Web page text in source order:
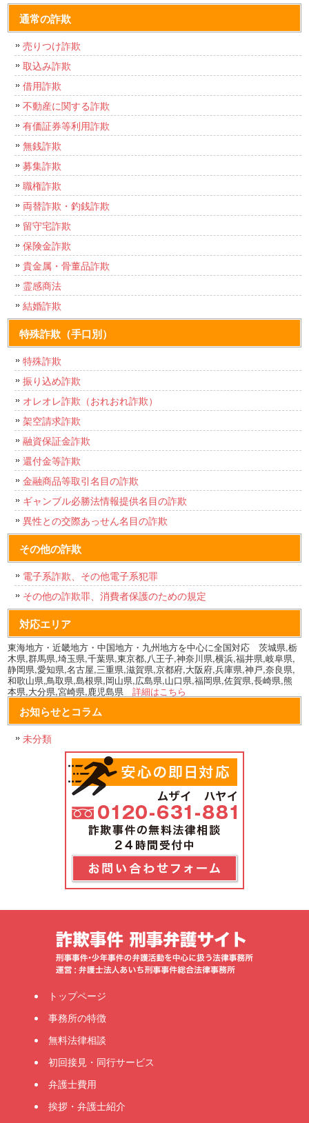
通常の詐欺
売りつけ詐欺
取込み詐欺
借用詐欺
不動産に関する詐欺
有価証券等利用詐欺
無銭詐欺
募集詐欺
職権詐欺
両替詐欺・釣銭詐欺
留守宅詐欺
保険金詐欺
貴金属・骨董品詐欺
霊感商法
結婚詐欺
特殊詐欺（手口別）
特殊詐欺
振り込め詐欺
オレオレ詐欺（おれおれ詐欺）
架空請求詐欺
融資保証金詐欺
還付金等詐欺
金融商品等取引名目の詐欺
ギャンブル必勝法情報提供名目の詐欺
異性との交際あっせん名目の詐欺
その他の詐欺
電子系詐欺、その他電子系犯罪
その他の詐欺罪、消費者保護のための規定
対応エリア
東海地方・近畿地方・中国地方・九州地方を中心に全国対応 茨城県,栃
木県,群馬県,埼玉県,千葉県,東京都,八王子,神奈川県,横浜,福井県,岐阜県,
静岡県,愛知県,名古屋,三重県,滋賀県,京都府,大阪府,兵庫県,神戸,奈良県,
和歌山県,鳥取県,島根県,岡山県,広島県,山口県,福岡県,佐賀県,長崎県,熊
本県,大分県,宮崎県,鹿児島県詳細はこちら
お知らせとコラム
未分類
トップページ
事務所の特徴
無料法律相談
初回接見・同行サービス
弁護士費用
挨拶・弁護士紹介